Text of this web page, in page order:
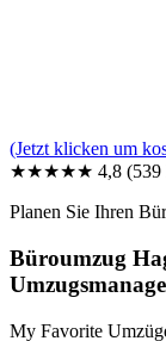
(Jetzt klicken um
★★★★★ 4,8 (539
Planen Sie Ihren
Büroumzug
My Favorite